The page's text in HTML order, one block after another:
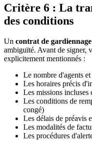
Critère 6 : La
des conditions
Un contrat de gardiennage
ambiguïté. Avant de signer,
explicitement mentionnés :
Le nombre d'agents
Les horaires précis
Les missions incluses
Les conditions de
congé)
Les délais de préavis
Les modalités de
Les procédures